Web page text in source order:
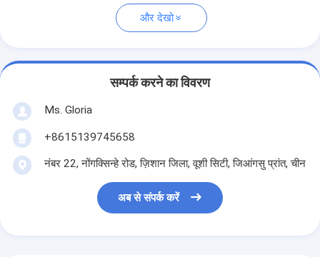
और देखो
सम्पर्क करने का विवरण
Ms. Gloria
+8615139745658
नंबर 22, नोंगक्सिन्हे रोड, ज़िशान जिला, वूशी सिटी, जिआंगसु प्रांत, चीन
अब से संपर्क करें